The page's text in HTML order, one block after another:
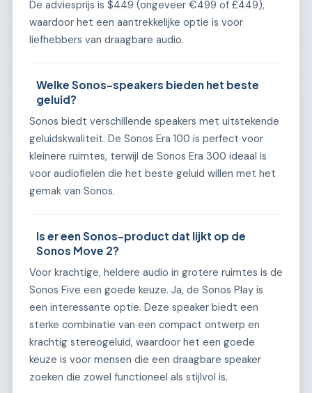
De adviesprijs is $449 (ongeveer €499 of £449),
waardoor het een aantrekkelijke optie is voor
liefhebbers van draagbare audio.
Welke Sonos-speakers bieden het beste
geluid?
Sonos biedt verschillende speakers met uitstekende
geluidskwaliteit. De Sonos Era 100 is perfect voor
kleinere ruimtes, terwijl de Sonos Era 300 ideaal is
voor audiofielen die het beste geluid willen met het
gemak van Sonos.
Is er een Sonos-product dat lijkt op de
Sonos Move 2?
Voor krachtige, heldere audio in grotere ruimtes is de
Sonos Five een goede keuze. Ja, de Sonos Play is
een interessante optie. Deze speaker biedt een
sterke combinatie van een compact ontwerp en
krachtig stereogeluid, waardoor het een goede
keuze is voor mensen die een draagbare speaker
zoeken die zowel functioneel als stijlvol is.